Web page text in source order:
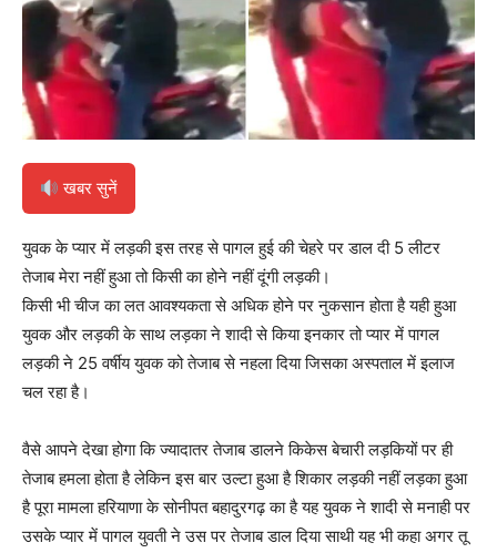
खबर सुनें
युवक के प्यार में लड़की इस तरह से पागल हुई की चेहरे पर डाल दी 5 लीटर
तेजाब मेरा नहीं हुआ तो किसी का होने नहीं दूंगी लड़की।
किसी भी चीज का लत आवश्यकता से अधिक होने पर नुकसान होता है यही हुआ
युवक और लड़की के साथ लड़का ने शादी से किया इनकार तो प्यार में पागल
लड़की ने 25 वर्षीय युवक को तेजाब से नहला दिया जिसका अस्पताल में इलाज
चल रहा है।
वैसे आपने देखा होगा कि ज्यादातर तेजाब डालने किकेस बेचारी लड़कियों पर ही
तेजाब हमला होता है लेकिन इस बार उल्टा हुआ है शिकार लड़की नहीं लड़का हुआ
है पूरा मामला हरियाणा के सोनीपत बहादुरगढ़ का है यह युवक ने शादी से मनाही पर
उसके प्यार में पागल युवती ने उस पर तेजाब डाल दिया साथी यह भी कहा अगर तू